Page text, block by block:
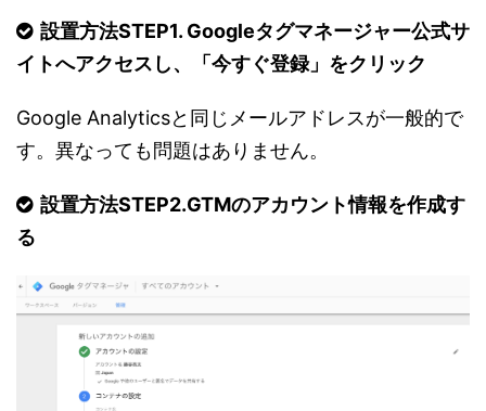
設置方法STEP1. Googleタグマネージャー公式サ
イトへアクセスし、「今すぐ登録」をクリック
Google Analyticsと同じメールアドレスが一般的で
す。異なっても問題はありません。
設置方法STEP2.GTMのアカウント情報を作成す
る